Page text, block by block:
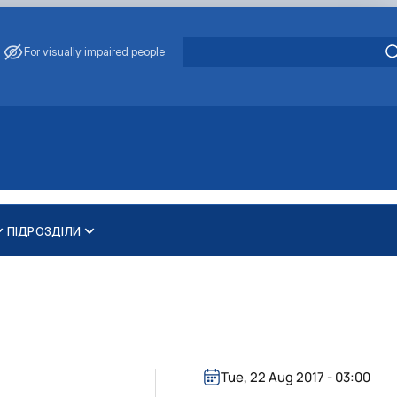
For visually impaired people
та охорони навколишнього середовища"
наукового рівня вищої освіти
ПІДРОЗДІЛИ
Tue, 22 Aug 2017 - 03:00